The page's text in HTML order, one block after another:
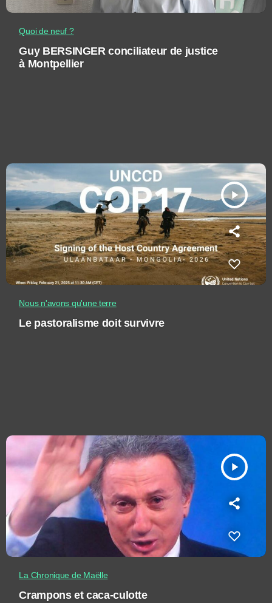
Quoi de neuf ?
Guy BERSINGER conciliateur de justice
à Montpellier
play_arrow
Nous n'avons qu'une terre
Le pastoralisme doit survivre
play_arrow
La Chronique de Maëlle
Crampons et caca-culotte